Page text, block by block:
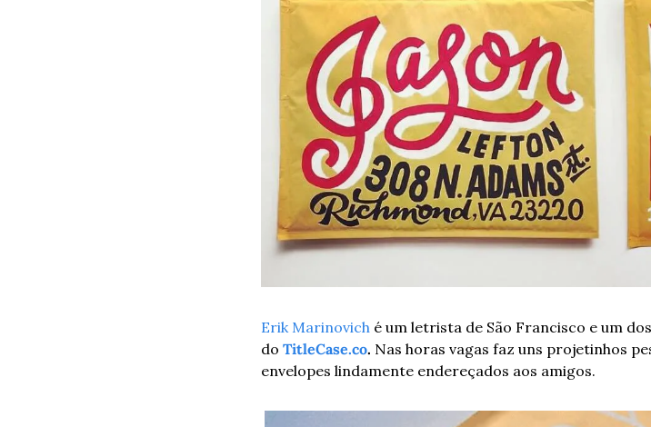
Erik Marinovich é um letrista de São Francisco e um
do TitleCase.co. Nas horas vagas faz uns projetinhos
envelopes lindamente endereçados aos amigos.